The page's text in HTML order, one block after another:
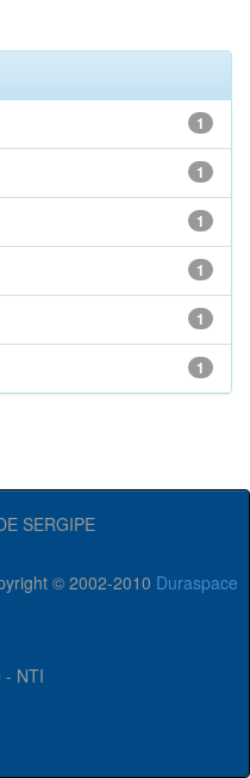
1
1
1
1
1
1
SERGIPE
© 2002-2010 Duraspace
- NTI